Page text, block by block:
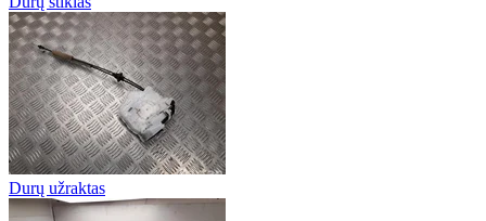
Durų užraktas